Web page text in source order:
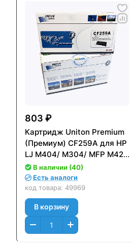
803 ₽
Картридж Uniton Premium
(Премиум) CF259A для HP
LJ M404/ M304/ MFP M428
(3000стр.) - без чипа
В наличии (40)
Есть аналоги
код товара: 49969
В корзину